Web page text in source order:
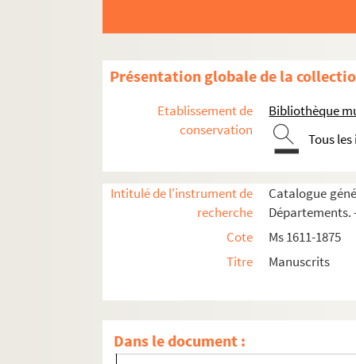
Présentation globale de la
Etablissement de
conservation
Bibliothèque
Tous
Intitulé de l'instrument de
recherche
Catalogue
Départements.
Cote
Ms 1611-1875
Titre
Manuscrits
Dans le document :
Ms 1817. Histoire ecclésiastique de
Ms 1819. Topographie de Besançon.
Ms 1820. Histoire de Besançon.
Ms 1821. Droit coutumier et féodal à
Ms 1822. Les Musées de Besançon.
Ms 1823. Bibliothèque et Archives de
Ms 1826-1832. Pièces concernant les
Ms 1833. Notes d'Auguste Castan (1833-
Ms 1834-1836. Notes et documents